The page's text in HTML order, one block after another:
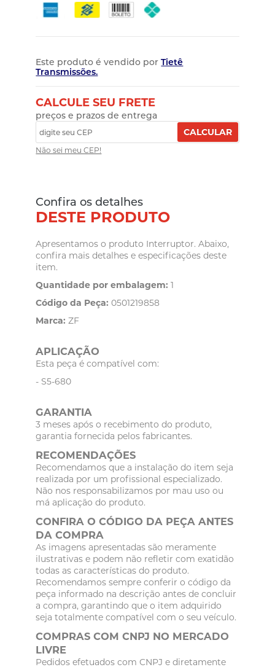
Este produto é vendido porTietê
Transmissões.
CALCULE SEU FRETE
preços e prazos de entrega
CALCULAR
Não sei meu CEP!
Confira os detalhes
DESTE PRODUTO
Apresentamos o produto Interruptor. Abaixo,
confira mais detalhes e especificações deste
item.
Quantidade por embalagem: 1
Código da Peça: 0501219858
Marca: ZF
APLICAÇÃO
Esta peça é compatível com:
- S5-680
GARANTIA
3 meses após o recebimento do produto,
garantia fornecida pelos fabricantes.
RECOMENDAÇÕES
Recomendamos que a instalação do item seja
realizada por um profissional especializado.
Não nos responsabilizamos por mau uso ou
má aplicação do produto.
CONFIRA O CÓDIGO DA PEÇA ANTES
DA COMPRA
As imagens apresentadas são meramente
ilustrativas e podem não refletir com exatidão
todas as características do produto.
Recomendamos sempre conferir o código da
peça informado na descrição antes de concluir
a compra, garantindo que o item adquirido
seja totalmente compatível com o seu veículo.
COMPRAS COM CNPJ NO MERCADO
LIVRE
Pedidos efetuados com CNPJ e diretamente